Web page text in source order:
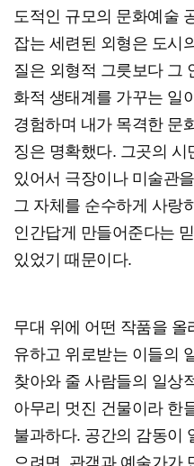
도적인 규모의 문화예술
잡는 세련된 외형은 도시
질은 외형적 그릇보다 그
화적 생태계를 가꾸는 일
경험하며 내가 목격한 문
징은 명확했다. 그곳의
있어서 극장이나 미술관
그 자체를 순수하게 사랑
인간답게 만들어준다는
있었기 때문이다.
무대 위에 어떤 작품을
유하고 위로받는 이들의
찾아와 줄 사람들의 일상
아무리 멋진 건물이라 한
불과하다. 공간의 감동이
으려면, 관객과 예술가가